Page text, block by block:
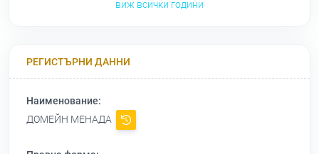
виж всички години
РЕГИСТЪРНИ ДАННИ
Наименование:
ДОМЕЙН МЕНАДА